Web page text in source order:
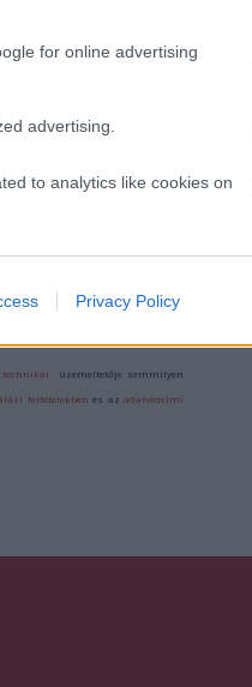
for online advertising
advertising.
to analytics like cookies on
to functionality of the website
Privacy Policy
EZER EMBERRE
HANEM EGY
VÁLOGATOTT
üzemeltetője semmilyen
feltételekben és azadatvédelmi